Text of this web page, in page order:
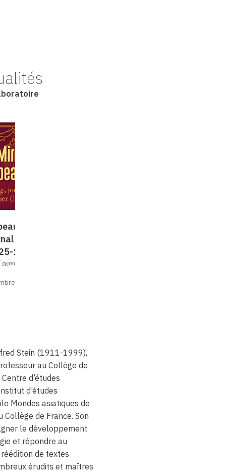
miroir. Le
tibétain
1963)
2025 au
2025
Stein (1911-1999),
au Collège de
d’études
d’études
Mondes asiatiques de
Collège de France. Son
le développement
et répondre au
de textes
érudits et maîtres